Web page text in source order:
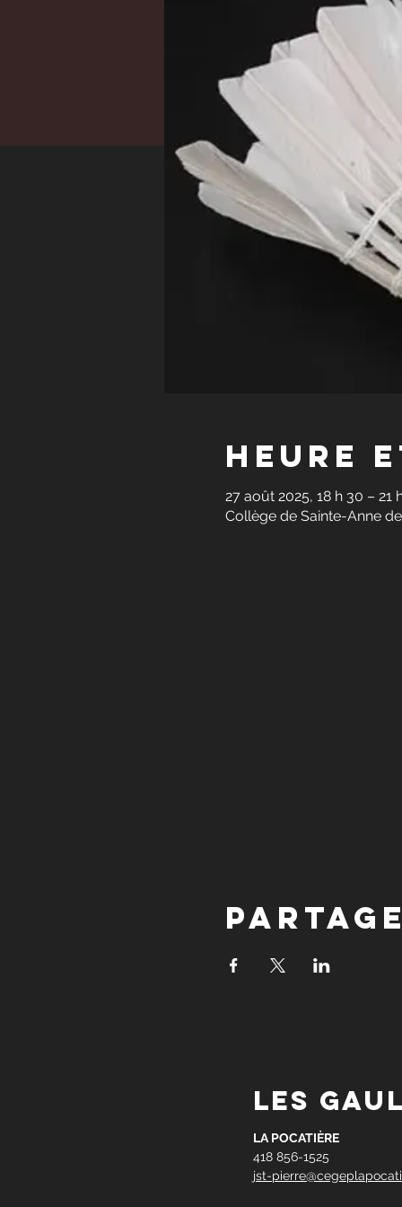
Heure
27 août 2025, 18 h 30 – 21
Collège de Sainte-Anne
les
LA POCATIÈRE
418 856-1525
jst-